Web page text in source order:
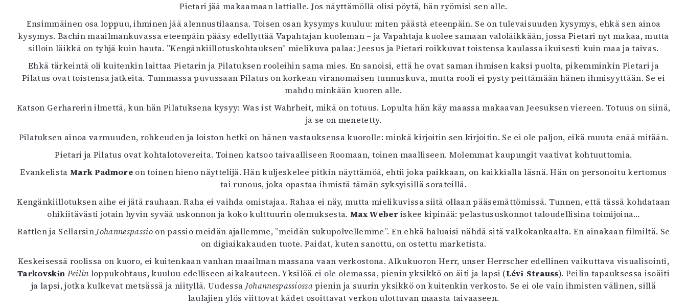
Pietari jää makaamaan lattialle. Jos näyttämöllä olisi pöytä, hän ryömisi sen alle.
Ensimmäinen osa loppuu, ihminen jää alennustilaansa. Toisen osan kysymys kuuluu: miten päästä eteenpäin. Se on tulevaisuuden kysymys, ehkä sen ainoa
kysymys. Bachin maailmankuvassa eteenpäin pääsy edellyttää Vapahtajan kuoleman – ja Vapahtaja kuolee samaan valoläikkään, jossa Pietari nyt makaa, mutta
silloin läikkä on tyhjä kuin hauta. ”Kengänkiillotuskohtauksen” mielikuva palaa: Jeesus ja Pietari roikkuvat toistensa kaulassa ikuisesti kuin maa ja taivas.
Ehkä tärkeintä oli kuitenkin laittaa Pietarin ja Pilatuksen rooleihin sama mies. En sanoisi, että he ovat saman ihmisen kaksi puolta, pikemminkin Pietari ja
Pilatus ovat toistensa jatkeita. Tummassa puvussaan Pilatus on korkean viranomaisen tunnuskuva, mutta rooli ei pysty peittämään hänen ihmisyyttään. Se ei
mahdu minkään kuoren alle.
Katson Gerharerin ilmettä, kun hän Pilatuksena kysyy: Was ist Wahrheit, mikä on totuus. Lopulta hän käy maassa makaavan Jeesuksen viereen. Totuus on siinä,
ja se on menetetty.
Pilatuksen ainoa varmuuden, rohkeuden ja loiston hetki on hänen vastauksensa kuorolle: minkä kirjoitin sen kirjoitin. Se ei ole paljon, eikä muuta enää mitään.
Pietari ja Pilatus ovat kohtalotovereita. Toinen katsoo taivaalliseen Roomaan, toinen maalliseen. Molemmat kaupungit vaativat kohtuuttomia.
EvankelistaMark Padmoreon toinen hieno näyttelijä. Hän kuljeskelee pitkin näyttämöä, ehtii joka paikkaan, on kaikkialla läsnä. Hän on personoitu kertomus
tai runous, joka opastaa ihmistä tämän syksyisillä sorateillä.
Kengänkiillotuksen aihe ei jätä rauhaan. Raha ei vaihda omistajaa. Rahaa ei näy, mutta mielikuvissa siitä ollaan pääsemättömissä. Tunnen, että tässä kohdataan
ohikiitävästi jotain hyvin syvää uskonnon ja koko kulttuurin olemuksesta. Max Weberiskee kipinää: pelastususkonnot taloudellisina toimijoina…
Rattlen ja Sellarsin Johannespassioon passio meidän ajallemme, ”meidän sukupolvellemme”. En ehkä haluaisi nähdä sitä valkokankaalta. En ainakaan filmiltä. Se
on digiaikakauden tuote. Paidat, kuten sanottu, on ostettu marketista.
Keskeisessä roolissa on kuoro, ei kuitenkaan vanhan maailman massana vaan verkostona. Alkukuoron Herr, unser Herrscher edellinen vaikuttava visualisointi,
Tarkovskin Peilin loppukohtaus, kuuluu edelliseen aikakauteen. Yksilöä ei ole olemassa, pienin yksikkö on äiti ja lapsi (Lévi-Strauss). Peilin tapauksessa isoäiti
ja lapsi, jotka kulkevat metsässä ja niityllä. Uudessa Johannespassiossapienin ja suurin yksikkö on kuitenkin verkosto. Se ei ole vain ihmisten välinen, sillä
laulajien ylös viittovat kädet osoittavat verkon ulottuvan maasta taivaaseen.